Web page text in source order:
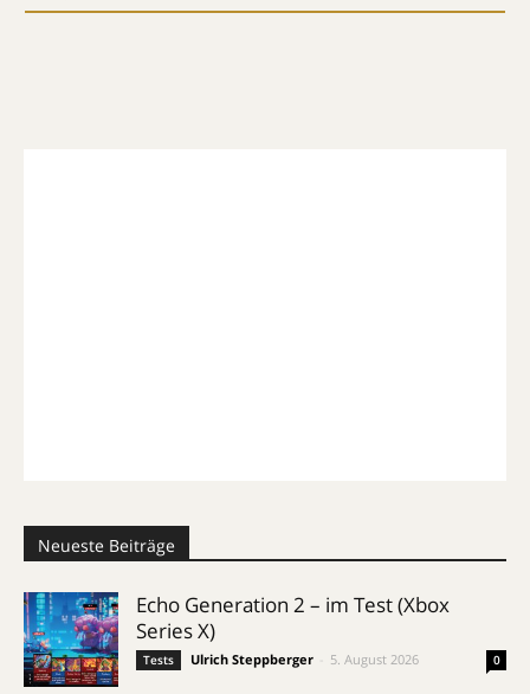
Neueste Beiträge
Echo Generation 2 – im Test (Xbox
Series X)
Tests Ulrich Steppberger 5. August 2026 0